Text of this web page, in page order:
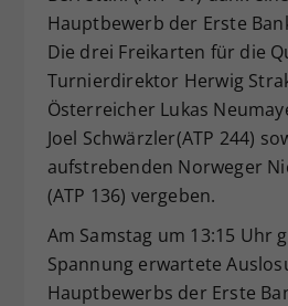
Hauptbewerb der Erste
Die drei Freikarten für die
Turnierdirektor Herwig
Österreicher Lukas
Joel Schwärzler(ATP 244)
aufstrebenden Norweger
(ATP 136) vergeben.
Am Samstag um 13:15 Uhr
Spannung erwartete
Hauptbewerbs der Erste
Zweck
Dieser Wert
Einstellungen.
zufällig
historische
vorgenommen
Webseiten-
hat.